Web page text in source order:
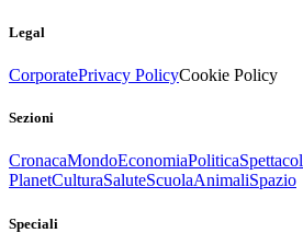
Legal
CorporatePrivacy PolicyCookie Policy
Sezioni
CronacaMondoEconomiaPolitica
PlanetCulturaSaluteScuolaAnimaliSpazio
Speciali